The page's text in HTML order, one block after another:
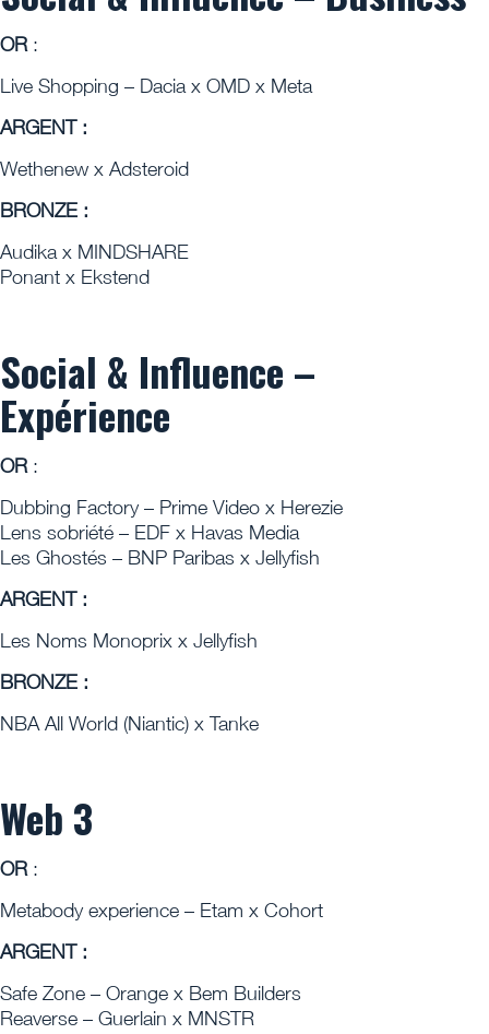
OR :
Live Shopping – Dacia x OMD x Meta
ARGENT :
Wethenew x Adsteroid
BRONZE :
Audika x MINDSHARE
Ponant x Ekstend
Social & Influence –
Expérience
OR :
Dubbing Factory – Prime Video x Herezie
Lens sobriété – EDF x Havas Media
Les Ghostés – BNP Paribas x Jellyfish
ARGENT :
Les Noms Monoprix x Jellyfish
BRONZE :
NBA All World (Niantic) x Tanke
Web 3
OR :
Metabody experience – Etam x Cohort
ARGENT :
Safe Zone – Orange x Bem Builders
Reaverse – Guerlain x MNSTR